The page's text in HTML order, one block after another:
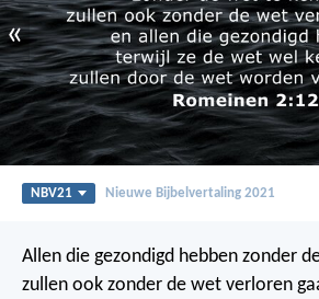
«
NBV21 Nieuwe Bijbelvertaling 2021
Allen die gezondigd hebben zonder
zullen ook zonder de wet verloren